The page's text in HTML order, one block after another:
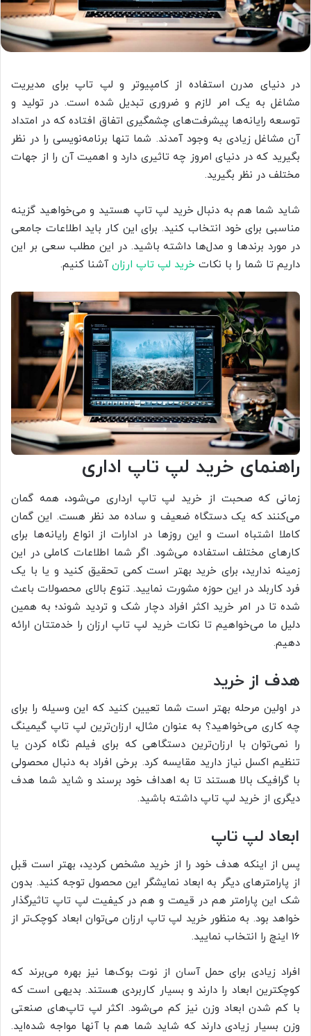
در دنیای مدرن استفاده از کامپیوتر و لپ تاپ برای مدیریت
مشاغل به یک امر لازم و ضروری تبدیل شده است. در تولید و
توسعه رایانه‌ها پیشرفت‌های چشمگیری اتفاق افتاده که در امتداد
آن مشاغل زیادی به وجود آمدند. شما تنها برنامه‌نویسی را در نظر
بگیرید که در دنیای امروز چه تاثیری دارد و اهمیت آن را از جهات
مختلف در نظر بگیرید.
شاید شما هم به دنبال خرید لپ تاپ هستید و می‌خواهید گزینه
مناسبی برای خود انتخاب کنید. برای این کار باید اطلاعات جامعی
در مورد برندها و مدل‌ها داشته باشید. در این مطلب سعی بر این
داریم تا شما را با نکات خرید لپ تاپ ارزانآشنا کنیم.
راهنمای خرید لپ تاپ اداری
زمانی که صحبت از خرید لپ تاپ ارداری می‌شود، همه گمان
می‌کنند که یک دستگاه ضعیف و ساده مد نظر هست. این گمان
کاملا اشتباه است و این روزها در ادارات از انواع رایانه‌ها برای
کارهای مختلف استفاده می‌شود. اگر شما اطلاعات کاملی در این
زمینه ندارید، برای خرید بهتر است کمی تحقیق کنید و یا با یک
فرد کاربلد در این حوزه مشورت نمایید. تنوع بالای محصولات باعث
شده تا در امر خرید اکثر افراد دچار شک و تردید شوند؛ به همین
دلیل ما می‌خواهیم تا نکات خرید لپ تاپ ارزان را خدمتتان ارائه
دهیم.
هدف از خرید
در اولین مرحله بهتر است شما تعیین کنید که این وسیله را برای
چه کاری می‌خواهید؟ به عنوان مثال، ارزان‌ترین لپ تاپ گیمینگ
را نمی‌توان با ارزان‌ترین دستگاهی که برای فیلم نگاه کردن یا
تنظیم اکسل نیاز دارید مقایسه کرد. برخی افراد به دنبال محصولی
با گرافیک بالا هستند تا به اهداف خود برسند و شاید شما هدف
دیگری از خرید لپ تاپ داشته باشید.
ابعاد لپ تاپ
پس از اینکه هدف خود را از خرید مشخص کردید، بهتر است قبل
از پارامترهای دیگر به ابعاد نمایشگر این محصول توجه کنید. بدون
شک این پارامتر هم در قیمت و هم در کیفیت لپ تاپ تاثیرگذار
خواهد بود. به منظور خرید لپ تاپ ارزان می‌توان ابعاد کوچک‌تر از
16 اینچ را انتخاب نمایید.
افراد زیادی برای حمل آسان از نوت بوک‌ها نیز بهره می‌برند که
کوچکترین ابعاد را دارند و بسیار کاربردی هستند. بدیهی است که
با کم شدن ابعاد وزن نیز کم می‌شود. اکثر لپ تاپ‌های صنعتی
وزن بسیار زیادی دارند که شاید شما هم با آنها مواجه شده‌اید.